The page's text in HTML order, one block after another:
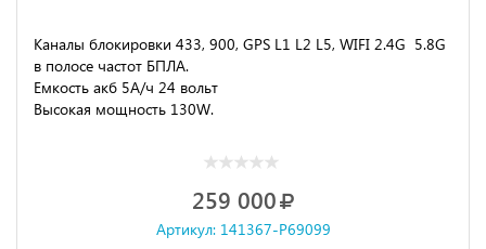
Каналы блокировки 433, 900, GPS L1 L2 L5, WIFI 2.4G 5.8G
в полосе частот БПЛА.
Емкость акб 5А/ч 24 вольт
Высокая мощность 130W.
259 000
Артикул: 141367-P69099